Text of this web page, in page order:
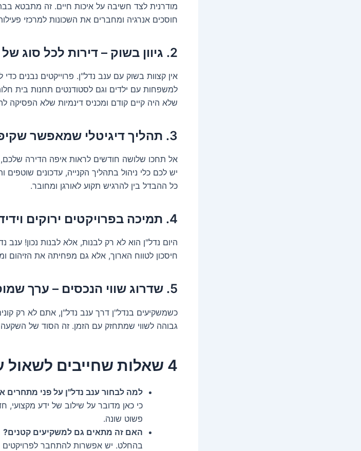
מודרנית לצד חשיבה על איכות חיים. זה מתבטא
חוסכים אנרגיה ומחברים את השכונות למרכזי
2. גיוון בשוק – דירות לכל סוג של משפחה
אין קצוות בשוק עם ענב נדל"ן. פרוייקטים נבנים
למשפחות עם ילדים וגם לסטודנטים תחנות בית
שלא היה קיים קודם ומכניס דינמיות שלא הפסיקה
3. תהליך דיגיטלי שמאפשר שקיפות וחווית קנייה נקייה
אל תחכו שלושה חודשים לראות איפה הדירה
יש לכם כלי ניהול בתהליך הקנייה, עדכונים
כל ההבדל בין להרגיש תקוע לאורגן ומחובר.
4. תמיכה בפרויקטים ירוקים וידידותיים לסביבה
היום נדל"ן הוא לא רק לבנות, אלא לבנות נכון!
חיסכון לטווח הארוך, אלא גם מפחיתה את הזיהום
5. שדרוג שווי הנכסים – ערך שמוסיף כסף לכיס
כשמשקיעים בנדל"ן דרך ענב נדל"ן, אתם לא רק
גבוהה לשווי שמתחזק עם הזמן. זה הסוד של
4 שאלות שחייבים לשאול על ענב נדל"ן
למה לבחור ענב נדל"ן על פני מתחרים
כי כאן מדובר על שילוב של ידע מקצועי,
פשוט שונה.
האם זה מתאים גם למשקיעים קטנים?
בהחלט. יש אפשרות להתחבר לפרויקטים